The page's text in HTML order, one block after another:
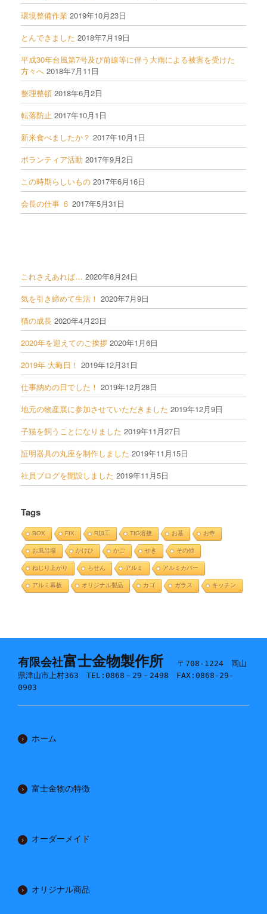
環境整備作業 2019年10月23日
とんできました 2018年7月19日
平成30年台風第7号及び前線等に伴う大雨による被害を受けた
方々へ 2018年7月11日
整理整頓 2018年6月2日
転落防止 2017年10月1日
新米食べましたか？ 2017年10月1日
ボランティア活動 2017年9月2日
この時期らしいもの 2017年6月16日
会長の仕事 ６ 2017年5月31日
これさえあれば… 2020年8月24日
気を引き締めて生活！ 2020年7月9日
猫の成長 2020年4月23日
2020年を迎えてのご挨拶 2020年1月6日
2019年 大晦日！ 2019年12月31日
仕事納めの日でした！ 2019年12月28日
地元の物産展に参加させていただきました 2019年12月9日
子猫を飼うことになりました 2019年11月27日
証明器具の丸座を制作しました 2019年11月15日
社員ブログを開設しました 2019年11月5日
Tags
BOX FIX R加工 TIG溶接 お墓 お寺
お風呂場 かけひ かご せき その他
ねじり上がり らせん アルミ アルミカバー
アルミ幕板 オリジナル製品 カゴ ガラス キッチン
有限会社富士金物製作所
〒708-1224 岡山
県津山市上村363 TEL:0868－29－2498 FAX:0868-29-
0903
ホーム
富士金物の特徴
オーダーメイド
オリジナル商品